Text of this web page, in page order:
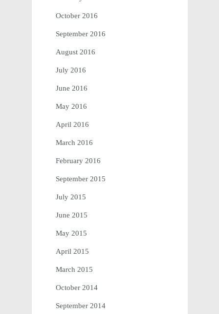
October 2016
September 2016
August 2016
July 2016
June 2016
May 2016
April 2016
March 2016
February 2016
September 2015
July 2015
June 2015
May 2015
April 2015
March 2015
October 2014
September 2014